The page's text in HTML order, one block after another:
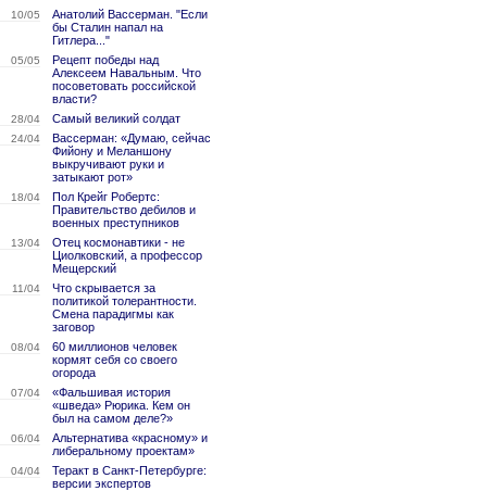
10/05
Анатолий Вассерман. "Если
бы Сталин напал на
Гитлера..."
05/05
Рецепт победы над
Алексеем Навальным. Что
посоветовать российской
власти?
28/04 Самый великий солдат
24/04
Вассерман: «Думаю, сейчас
Фийону и Меланшону
выкручивают руки и
затыкают рот»
18/04
Пол Крейг Робертс:
Правительство дебилов и
военных преступников
13/04
Отец космонавтики - не
Циолковский, а профессор
Мещерский
11/04
Что скрывается за
политикой толерантности.
Смена парадигмы как
заговор
08/04
60 миллионов человек
кормят себя со своего
огорода
07/04
«Фальшивая история
«шведа» Рюрика. Кем он
был на самом деле?»
06/04
Альтернатива «красному» и
либеральному проектам»
04/04
Теракт в Санкт-Петербурге:
версии экспертов